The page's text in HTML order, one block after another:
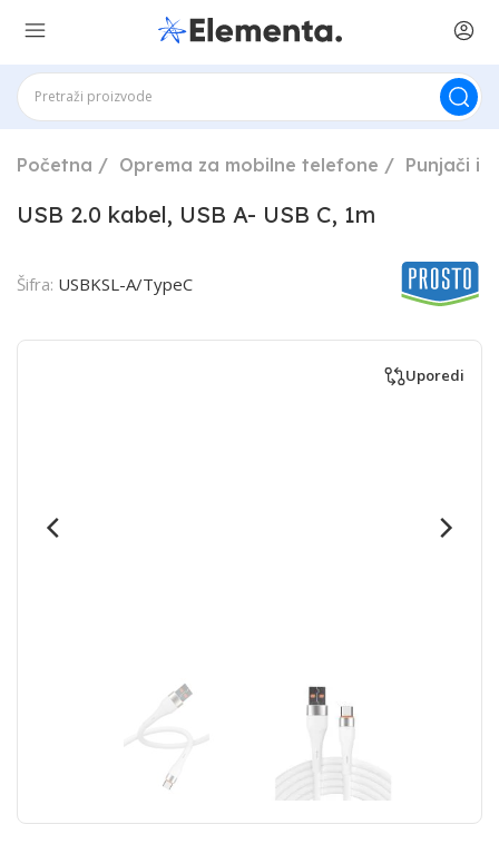
Početna Oprema za mobilne telefone Punjači i
USB 2.0 kabel, USB A- USB C, 1m
Šifra: USBKSL-A/TypeC
Uporedi